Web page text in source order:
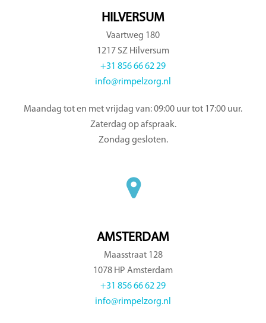
HILVERSUM
Vaartweg 180
1217 SZ Hilversum
+31 856 66 62 29
info@rimpelzorg.nl
Maandag tot en met vrijdag van: 09:00 uur tot 17:00 uur.
Zaterdag op afspraak.
Zondag gesloten.
AMSTERDAM
Maasstraat 128
1078 HP Amsterdam
+31 856 66 62 29
info@rimpelzorg.nl